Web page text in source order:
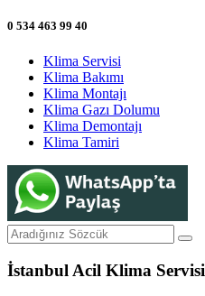
0 534 463 99 40
Klima Servisi
Klima Bakımı
Klima Montajı
Klima Gazı Dolumu
Klima Demontajı
Klima Tamiri
İstanbul Acil Klima Servisi